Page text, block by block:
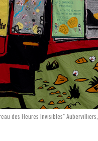
des Heures Invisibles"